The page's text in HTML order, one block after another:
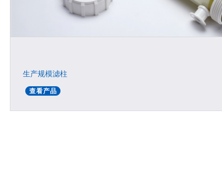
生产规模滤柱
查看产品